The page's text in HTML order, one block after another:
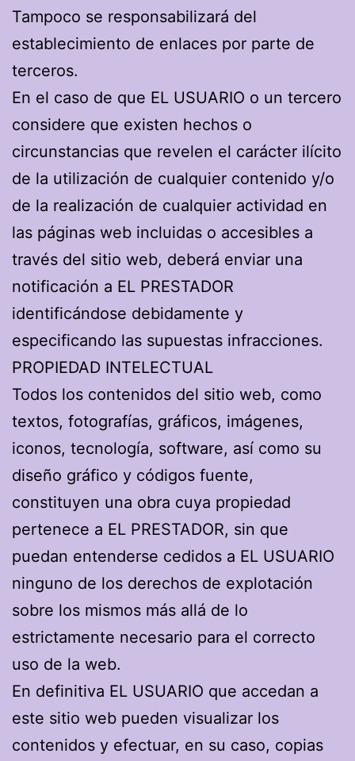
Tampoco se responsabilizará del
establecimiento de enlaces por parte de
terceros.
En el caso de que EL USUARIO o un tercero
considere que existen hechos o
circunstancias que revelen el carácter ilícito
de la utilización de cualquier contenido y/o
de la realización de cualquier actividad en
las páginas web incluidas o accesibles a
través del sitio web, deberá enviar una
notificación a EL PRESTADOR
identificándose debidamente y
especificando las supuestas infracciones.
PROPIEDAD INTELECTUAL
Todos los contenidos del sitio web, como
textos, fotografías, gráficos, imágenes,
iconos, tecnología, software, así como su
diseño gráfico y códigos fuente,
constituyen una obra cuya propiedad
pertenece a EL PRESTADOR, sin que
puedan entenderse cedidos a EL USUARIO
ninguno de los derechos de explotación
sobre los mismos más allá de lo
estrictamente necesario para el correcto
uso de la web.
En definitiva EL USUARIO que accedan a
este sitio web pueden visualizar los
contenidos y efectuar, en su caso, copias